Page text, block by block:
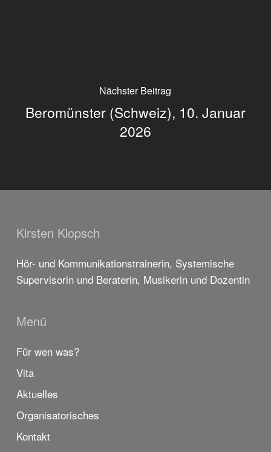
Nächster Beitrag
Beromünster (Schweiz), 10. Januar
2026
Kirsten Klopsch
Hör- und Kommunikationstrainerin, Systemische
Supervisorin und Beraterin, Musikerin und Dozentin
Menü
Für wen was?
Vita
Aktuelles
Organisatorisches
Kontakt